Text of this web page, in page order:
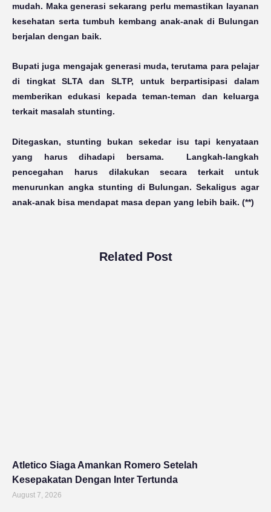
mudah. Maka generasi sekarang perlu memastikan layanan
kesehatan serta tumbuh kembang anak-anak di Bulungan
berjalan dengan baik.
Bupati juga mengajak generasi muda, terutama para pelajar
di tingkat SLTA dan SLTP, untuk berpartisipasi dalam
memberikan edukasi kepada teman-teman dan keluarga
terkait masalah stunting.
Ditegaskan, stunting bukan sekedar isu tapi kenyataan
yang harus dihadapi bersama. Langkah-langkah
pencegahan harus dilakukan secara terkait untuk
menurunkan angka stunting di Bulungan. Sekaligus agar
anak-anak bisa mendapat masa depan yang lebih baik. (**)
Related Post
Atletico Siaga Amankan Romero Setelah
Kesepakatan Dengan Inter Tertunda
August 7, 2026